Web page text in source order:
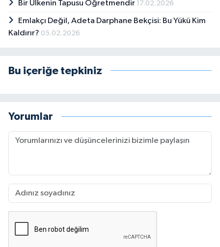
Bir Ülkenin Tapusu Öğretmendir 17.02.2026
Emlakçı Değil, Adeta Darphane Bekçisi: Bu Yükü Kim
Kaldırır? 05.02.2026
Bu içeriğe tepkiniz
Yorumlar